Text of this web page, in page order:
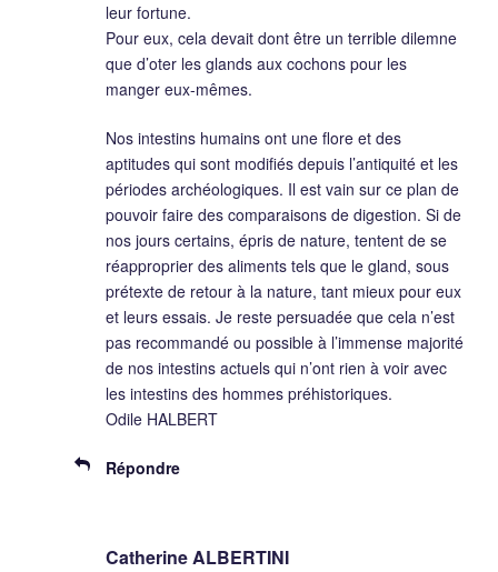
leur fortune.
Pour eux, cela devait dont être un terrible dilemne
que d’oter les glands aux cochons pour les
manger eux-mêmes.
Nos intestins humains ont une flore et des
aptitudes qui sont modifiés depuis l’antiquité et les
périodes archéologiques. Il est vain sur ce plan de
pouvoir faire des comparaisons de digestion. Si de
nos jours certains, épris de nature, tentent de se
réapproprier des aliments tels que le gland, sous
prétexte de retour à la nature, tant mieux pour eux
et leurs essais. Je reste persuadée que cela n’est
pas recommandé ou possible à l’immense majorité
de nos intestins actuels qui n’ont rien à voir avec
les intestins des hommes préhistoriques.
Odile HALBERT
Répondre
Catherine ALBERTINI